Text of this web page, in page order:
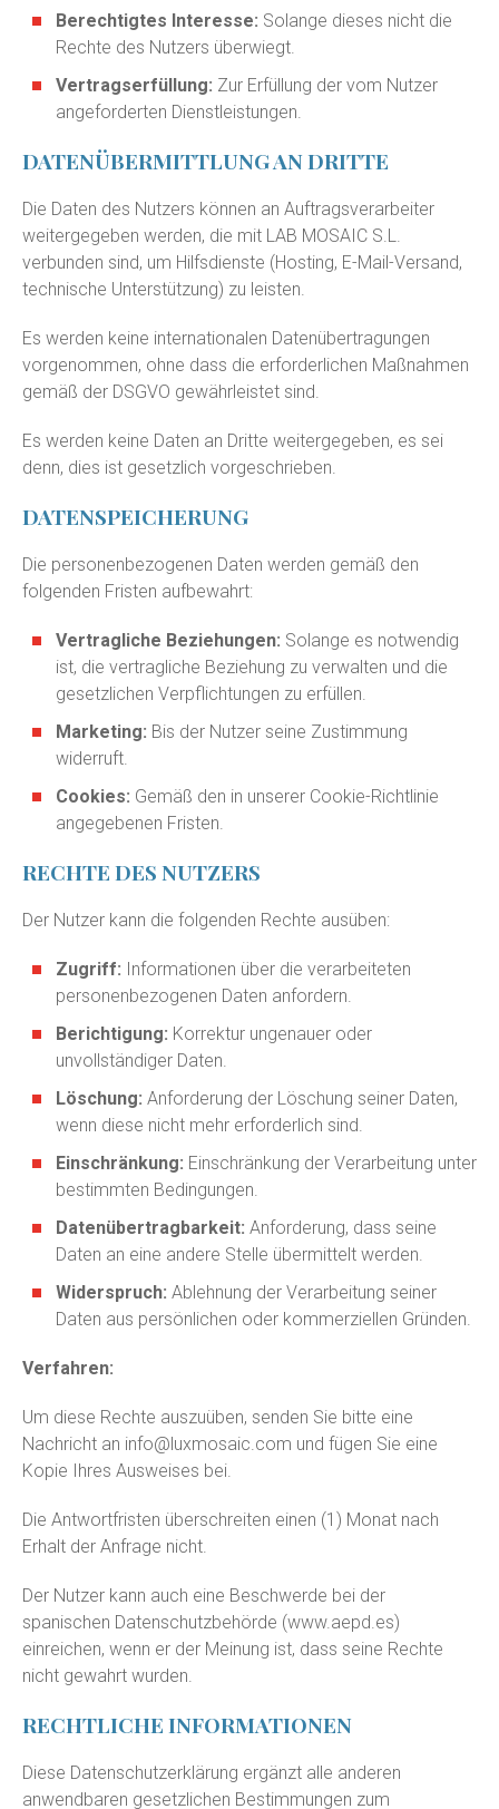
Berechtigtes Interesse: Solange dieses nicht die
Rechte des Nutzers überwiegt.
Vertragserfüllung: Zur Erfüllung der vom Nutzer
angeforderten Dienstleistungen.
DATENÜBERMITTLUNG AN DRITTE
Die Daten des Nutzers können an Auftragsverarbeiter
weitergegeben werden, die mit LAB MOSAIC S.L.
verbunden sind, um Hilfsdienste (Hosting, E-Mail-Versand,
technische Unterstützung) zu leisten.
Es werden keine internationalen Datenübertragungen
vorgenommen, ohne dass die erforderlichen Maßnahmen
gemäß der DSGVO gewährleistet sind.
Es werden keine Daten an Dritte weitergegeben, es sei
denn, dies ist gesetzlich vorgeschrieben.
DATENSPEICHERUNG
Die personenbezogenen Daten werden gemäß den
folgenden Fristen aufbewahrt:
Vertragliche Beziehungen: Solange es notwendig
ist, die vertragliche Beziehung zu verwalten und die
gesetzlichen Verpflichtungen zu erfüllen.
Marketing: Bis der Nutzer seine Zustimmung
widerruft.
Cookies: Gemäß den in unserer Cookie-Richtlinie
angegebenen Fristen.
RECHTE DES NUTZERS
Der Nutzer kann die folgenden Rechte ausüben:
Zugriff: Informationen über die verarbeiteten
personenbezogenen Daten anfordern.
Berichtigung: Korrektur ungenauer oder
unvollständiger Daten.
Löschung: Anforderung der Löschung seiner Daten,
wenn diese nicht mehr erforderlich sind.
Einschränkung: Einschränkung der Verarbeitung unter
bestimmten Bedingungen.
Datenübertragbarkeit: Anforderung, dass seine
Daten an eine andere Stelle übermittelt werden.
Widerspruch: Ablehnung der Verarbeitung seiner
Daten aus persönlichen oder kommerziellen Gründen.
Verfahren:
Um diese Rechte auszuüben, senden Sie bitte eine
Nachricht an info@luxmosaic.com und fügen Sie eine
Kopie Ihres Ausweises bei.
Die Antwortfristen überschreiten einen (1) Monat nach
Erhalt der Anfrage nicht.
Der Nutzer kann auch eine Beschwerde bei der
spanischen Datenschutzbehörde (www.aepd.es)
einreichen, wenn er der Meinung ist, dass seine Rechte
nicht gewahrt wurden.
RECHTLICHE INFORMATIONEN
Diese Datenschutzerklärung ergänzt alle anderen
anwendbaren gesetzlichen Bestimmungen zum